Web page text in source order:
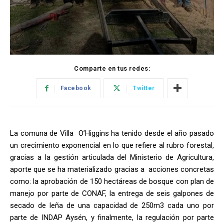
Comparte en tus redes:
Facebook Twitter
La comuna de Villa O’Higgins ha tenido desde el año pasado
un crecimiento exponencial en lo que refiere al rubro forestal,
gracias a la gestión articulada del Ministerio de Agricultura,
aporte que se ha materializado gracias a acciones concretas
como: la aprobación de 150 hectáreas de bosque con plan de
manejo por parte de CONAF, la entrega de seis galpones de
secado de leña de una capacidad de 250m3 cada uno por
parte de INDAP Aysén, y finalmente, la regulación por parte